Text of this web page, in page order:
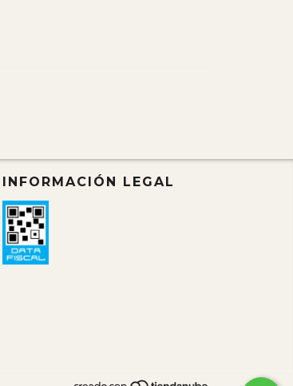
INFORMACIÓN LEGAL